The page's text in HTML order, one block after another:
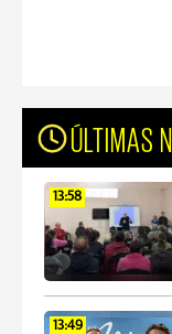
ÚLTIMAS
13:58
13:49